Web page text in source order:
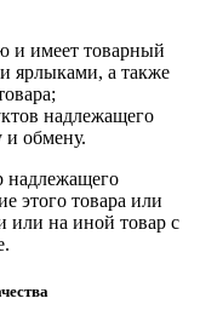
и имеет товарный
ярлыками, а также
надлежащего
и обмену.
надлежащего
этого товара или
или на иной товар с